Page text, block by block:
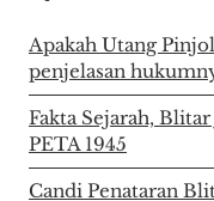
Apakah Utang
penjelasan
Fakta Sejarah,
PETA 1945
Candi Penataran